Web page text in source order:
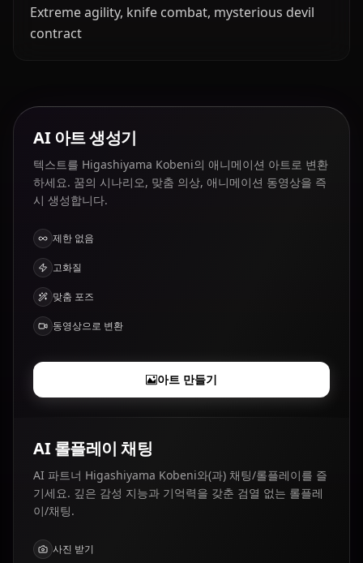
Extreme agility, knife combat, mysterious devil
contract
AI 아트 생성기
텍스트를 Higashiyama Kobeni의 애니메이션 아트로 변환
하세요. 꿈의 시나리오, 맞춤 의상, 애니메이션 동영상을 즉
시 생성합니다.
제한 없음
고화질
맞춤 포즈
동영상으로 변환
아트 만들기
AI 롤플레이 채팅
AI 파트너 Higashiyama Kobeni와(과) 채팅/롤플레이를 즐
기세요. 깊은 감성 지능과 기억력을 갖춘 검열 없는 롤플레
이/채팅.
사진 받기